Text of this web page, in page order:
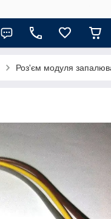
Роз'єм модуля